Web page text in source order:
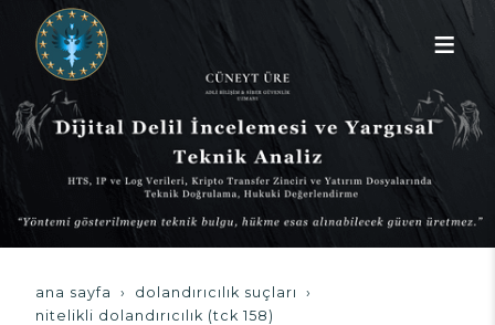
ana sayfa
dolandırıcılık suçları
nitelikli dolandırıcılık (tck 158)